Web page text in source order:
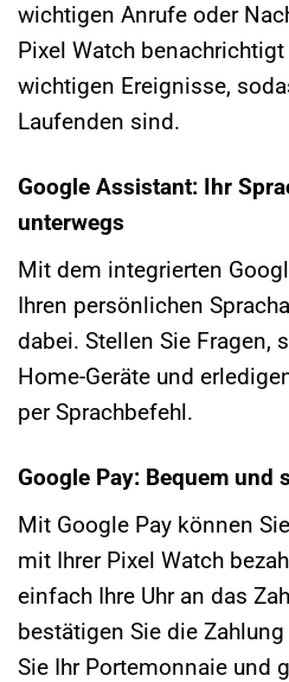
wichtigen Anrufe oder
Pixel Watch
wichtigen Ereignisse,
Laufenden sind.
Google Assistant: Ihr
unterwegs
Mit dem integrierten
Ihren persönlichen
dabei. Stellen Sie Fragen,
Home-Geräte und
per Sprachbefehl.
Google Pay: Bequem und
Mit Google Pay können
mit Ihrer Pixel Watch
einfach Ihre Uhr an das
bestätigen Sie die
Sie Ihr Portemonnaie und